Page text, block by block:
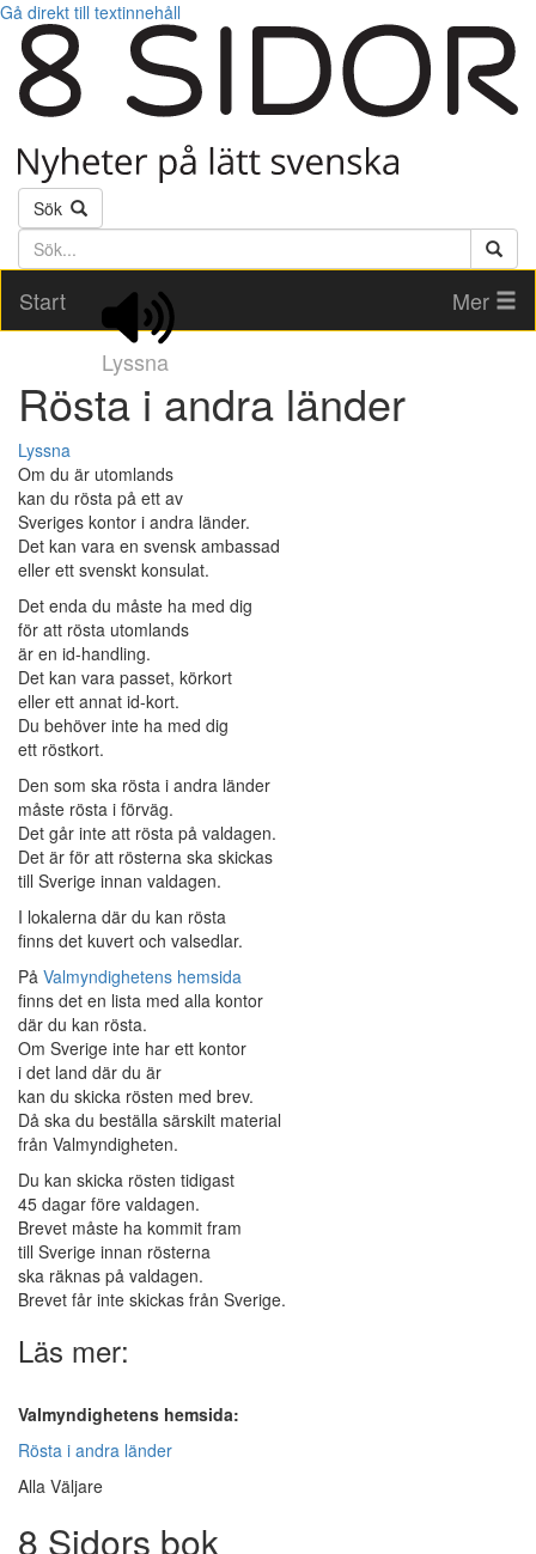
Gå direkt till textinnehåll
Sök
Söktext
Start
Lyssna
Mer
Rösta i andra länder
Lyssna
Om du är utomlands
kan du rösta på ett av
Sveriges kontor i andra länder.
Det kan vara en svensk ambassad
eller ett svenskt konsulat.
Det enda du måste ha med dig
för att rösta utomlands
är en id-handling.
Det kan vara passet, körkort
eller ett annat id-kort.
Du behöver inte ha med dig
ett röstkort.
Den som ska rösta i andra länder
måste rösta i förväg.
Det går inte att rösta på valdagen.
Det är för att rösterna ska skickas
till Sverige innan valdagen.
I lokalerna där du kan rösta
finns det kuvert och valsedlar.
På Valmyndighetens hemsida
finns det en lista med alla kontor
där du kan rösta.
Om Sverige inte har ett kontor
i det land där du är
kan du skicka rösten med brev.
Då ska du beställa särskilt material
från Valmyndigheten.
Du kan skicka rösten tidigast
45 dagar före valdagen.
Brevet måste ha kommit fram
till Sverige innan rösterna
ska räknas på valdagen.
Brevet får inte skickas från Sverige.
Läs mer:
Valmyndighetens hemsida:
Rösta i andra länder
Alla Väljare
8 Sidors bok